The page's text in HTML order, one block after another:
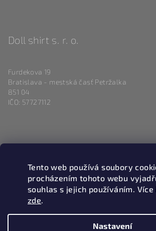
Tento web používá soubory
procházením tohoto webu
souhlas s jejich používáním.
zde.
Nastavení
Doll shirt s. r. o.
Furdekova 19
Bratislava - mestská časť Petržalka
851 04
IČO: 57727112
magneticlove.sk
0915 983 346